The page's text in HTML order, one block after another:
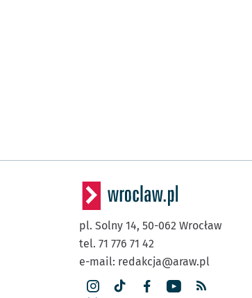
pl. Solny 14, 50-062 Wrocław
tel. 71 776 71 42
e-mail: redakcja@araw.pl